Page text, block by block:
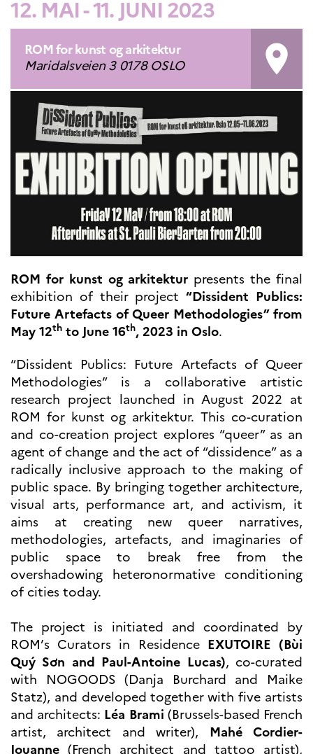
UTDANNING OG
FRANSK SPRÅK
Frankrike
Fremming av fransk
språk
Frankofoni
Skolebesøk
Språksertifisering
(DELF/DALF/TCF)
Skole- og
utdanningssamarbeid
Videregående i Frankrike
Språkassistenter
Samarbeidspartnere
Pedagogiske ressurser
UNIVERSITETER
Høyere utdanning og
postdoktorstillinger
Studere i Frankrike
Campus France Norge på reise i
Frankrike
Studere i Norge
Doktorgrader og
postdoktorstillinger i
Frankrike
Studiestipender
French+Sciences
French+Gastronomy and
French+Hospitality
Testimonials
Studenthistorier
For institusjoner
France Alumni
VITENSKAP OG
Cooperation
programs
Åsgard
PHC Aurora
Åsgard Horizon
Stipender
Arctic Frontiers
FINA Award
France Excellence Research
12. MAI - 11. JUNI 2023
ROM for kunst og arkitektur
Maridalsveien 3 0178 OSLO
room
ROM for kunst og arkitektur presents the final
exhibition of their project“Dissident Publics:
Future Artefacts of Queer Methodologies” from
May 12th to June 16th, 2023 in Oslo.
“Dissident Publics: Future Artefacts of Queer
Methodologies” is a collaborative artistic
research project launched in August 2022 at
ROM for kunst og arkitektur. This co-curation
and co-creation project explores “queer” as an
agent of change and the act of “dissidence” as a
radically inclusive approach to the making of
public space. By bringing together architecture,
visual arts, performance art, and activism, it
aims at creating new queer narratives,
methodologies, artefacts, and imaginaries of
public space to break free from the
overshadowing heteronormative conditioning
of cities today.
The project is initiated and coordinated by
ROM’s Curators in Residence EXUTOIRE (Bùi
Quý Sơn and Paul-Antoine Lucas), co-curated
with NOGOODS (Danja Burchard and Maike
Statz), and developed together with five artists
and architects: Léa Brami (Brussels-based French
artist, architect and writer), Mahé Cordier-
Jouanne (French architect and tattoo artist),